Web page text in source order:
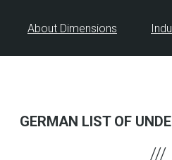
About Dimensions
GERMAN LIST OF